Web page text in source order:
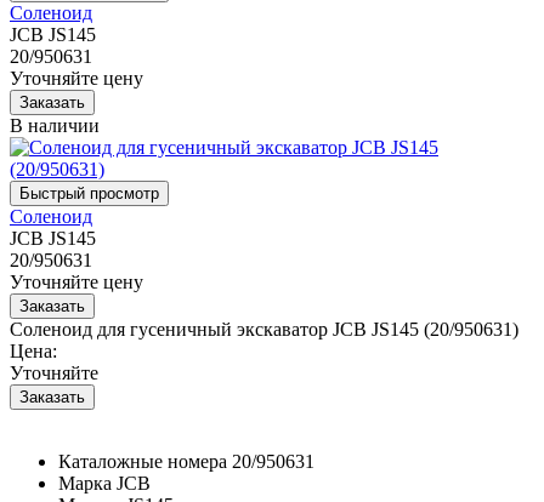
Соленоид
JCB JS145
20/950631
Уточняйте цену
В наличии
Соленоид
JCB JS145
20/950631
Уточняйте цену
Соленоид для гусеничный экскаватор JCB JS145 (20/950631)
Цена:
Уточняйте
Каталожные номера 20/950631
Марка JCB